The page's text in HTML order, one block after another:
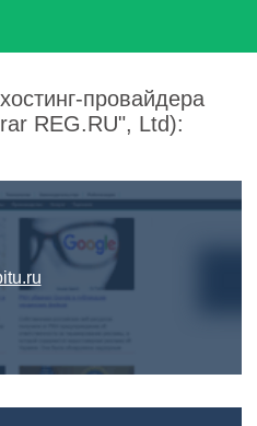
провайдера
REG.RU", Ltd):